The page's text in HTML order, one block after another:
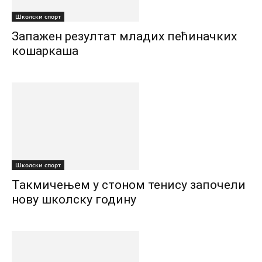
Школски спорт
Запажен резултат младих пећиначких
кошаркаша
Школски спорт
Такмичењем у стоном тенису започели
нову школску годину